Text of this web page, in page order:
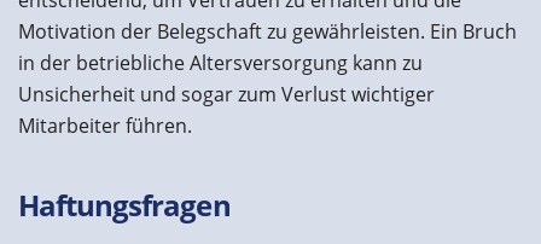
Motivation der Belegschaft zu gewährleisten. Ein Bruch
in der betriebliche Altersversorgung kann zu
Unsicherheit und sogar zum Verlust wichtiger
Mitarbeiter führen.
Haftungsfragen